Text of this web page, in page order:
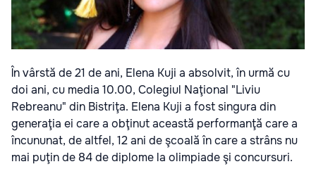
În vârstă de 21 de ani, Elena Kuji a absolvit, în urmă cu
doi ani, cu media 10.00, Colegiul Naţional "Liviu
Rebreanu" din Bistriţa. Elena Kuji a fost singura din
generaţia ei care a obţinut această performanţă care a
încununat, de altfel, 12 ani de şcoală în care a strâns nu
mai puţin de 84 de diplome la olimpiade şi concursuri.